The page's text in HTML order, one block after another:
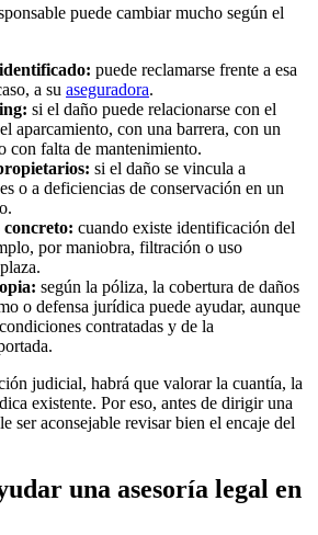
puede cambiar mucho según el
puede reclamarse frente a esa
a su aseguradora.
si el daño puede relacionarse con el
aparcamiento, con una barrera, con un
con falta de mantenimiento.
si el daño se vincula a
o a deficiencias de conservación en un
concreto: cuando existe identificación del
por maniobra, filtración o uso
según la póliza, la cobertura de daños
o defensa jurídica puede ayudar, aunque
contratadas y de la
judicial, habrá que valorar la cuantía, la
existente. Por eso, antes de dirigir una
ser aconsejable revisar bien el encaje del
una asesoría legal en